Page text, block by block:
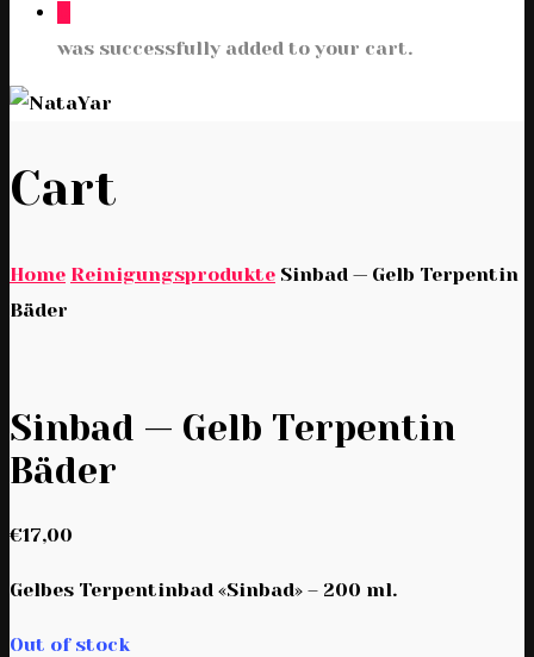
was successfully added to your cart.
Cart
Home Reinigungsprodukte Sinbad — Gelb Terpentin
Bäder
Sinbad — Gelb Terpentin
Bäder
€17,00
Gelbes Terpentinbad «Sinbad» – 200 ml.
Out of stock